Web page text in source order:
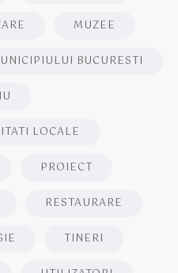
MUZEE
BUCURESTI
LOCALE
PROIECT
RESTAURARE
TINERI